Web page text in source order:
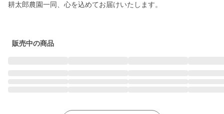
耕太郎農園一同、心を込めてお届けいたします。
販売中の商品